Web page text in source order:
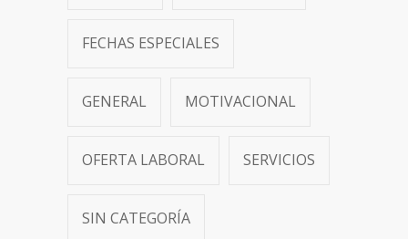
FECHAS ESPECIALES
GENERAL MOTIVACIONAL
OFERTA LABORAL SERVICIOS
SIN CATEGORÍA